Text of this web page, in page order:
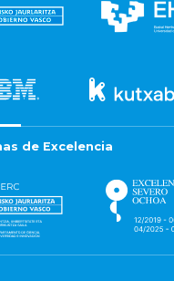
de Excelencia